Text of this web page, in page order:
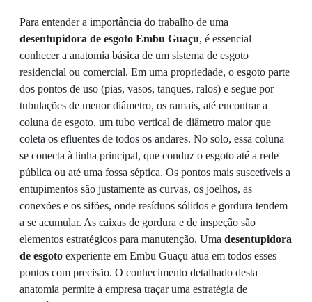
Para entender a importância do trabalho de uma
desentupidora de esgoto Embu Guaçu, é essencial
conhecer a anatomia básica de um sistema de esgoto
residencial ou comercial. Em uma propriedade, o esgoto parte
dos pontos de uso (pias, vasos, tanques, ralos) e segue por
tubulações de menor diâmetro, os ramais, até encontrar a
coluna de esgoto, um tubo vertical de diâmetro maior que
coleta os efluentes de todos os andares. No solo, essa coluna
se conecta à linha principal, que conduz o esgoto até a rede
pública ou até uma fossa séptica. Os pontos mais suscetíveis a
entupimentos são justamente as curvas, os joelhos, as
conexões e os sifões, onde resíduos sólidos e gordura tendem
a se acumular. As caixas de gordura e de inspeção são
elementos estratégicos para manutenção. Uma desentupidora
de esgoto experiente em Embu Guaçu atua em todos esses
pontos com precisão. O conhecimento detalhado desta
anatomia permite à empresa traçar uma estratégia de